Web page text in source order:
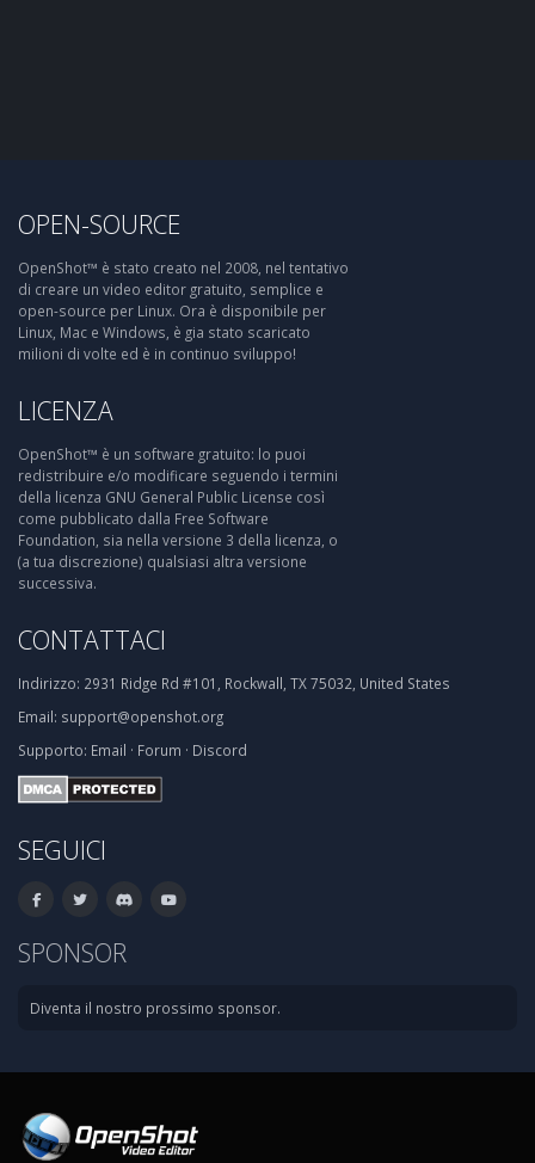
OPEN-SOURCE
OpenShot™ è stato creato nel 2008, nel tentativo
di creare un video editor gratuito, semplice e
open-source per Linux. Ora è disponibile per
Linux, Mac e Windows, è gia stato scaricato
milioni di volte ed è in continuo sviluppo!
LICENZA
OpenShot™ è un software gratuito: lo puoi
redistribuire e/o modificare seguendo i termini
della licenza GNU General Public License così
come pubblicato dalla Free Software
Foundation, sia nella versione 3 della licenza, o
(a tua discrezione) qualsiasi altra versione
successiva.
CONTATTACI
Indirizzo: 2931 Ridge Rd #101, Rockwall, TX 75032, United States
Email: support@openshot.org
Supporto: Email · Forum · Discord
SEGUICI
SPONSOR
Diventa il nostro prossimo sponsor.